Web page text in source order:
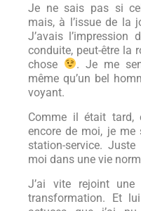
Je ne sais pas si
mais, à l’issue de la
J’avais l’impression
conduite, peut-être la
chose
. Je me
même qu’un bel
voyant.
Comme il était tard,
encore de moi, je me
station-service.
moi dans une vie
J’ai vite rejoint
transformation. Et